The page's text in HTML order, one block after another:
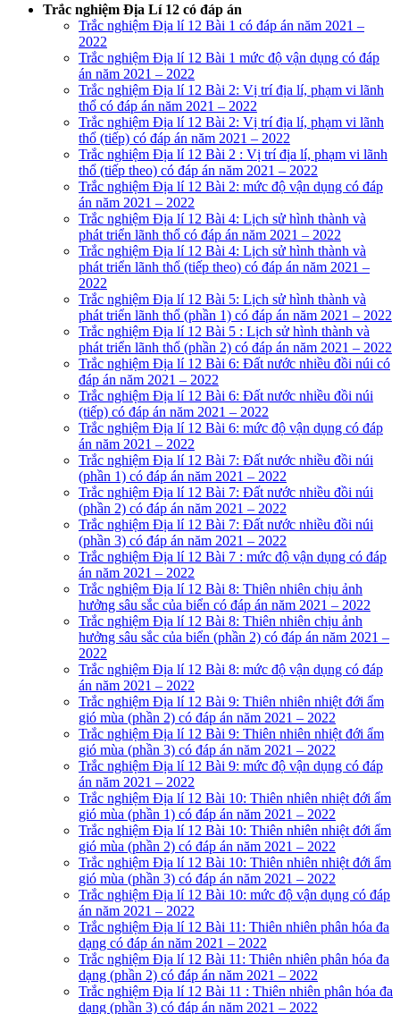
Trắc nghiệm Địa Lí 12 có đáp án
Trắc nghiệm Địa lí 12 Bài 1 có đáp án năm 2021 –
2022
Trắc nghiệm Địa lí 12 Bài 1 mức độ vận dụng có đáp
án năm 2021 – 2022
Trắc nghiệm Địa lí 12 Bài 2: Vị trí địa lí, phạm vi lãnh
thổ có đáp án năm 2021 – 2022
Trắc nghiệm Địa lí 12 Bài 2: Vị trí địa lí, phạm vi lãnh
thổ (tiếp) có đáp án năm 2021 – 2022
Trắc nghiệm Địa lí 12 Bài 2 : Vị trí địa lí, phạm vi lãnh
thổ (tiếp theo) có đáp án năm 2021 – 2022
Trắc nghiệm Địa lí 12 Bài 2: mức độ vận dụng có đáp
án năm 2021 – 2022
Trắc nghiệm Địa lí 12 Bài 4: Lịch sử hình thành và
phát triển lãnh thổ có đáp án năm 2021 – 2022
Trắc nghiệm Địa lí 12 Bài 4: Lịch sử hình thành và
phát triển lãnh thổ (tiếp theo) có đáp án năm 2021 –
2022
Trắc nghiệm Địa lí 12 Bài 5: Lịch sử hình thành và
phát triển lãnh thổ (phần 1) có đáp án năm 2021 – 2022
Trắc nghiệm Địa lí 12 Bài 5 : Lịch sử hình thành và
phát triển lãnh thổ (phần 2) có đáp án năm 2021 – 2022
Trắc nghiệm Địa lí 12 Bài 6: Đất nước nhiều đồi núi có
đáp án năm 2021 – 2022
Trắc nghiệm Địa lí 12 Bài 6: Đất nước nhiều đồi núi
(tiếp) có đáp án năm 2021 – 2022
Trắc nghiệm Địa lí 12 Bài 6: mức độ vận dụng có đáp
án năm 2021 – 2022
Trắc nghiệm Địa lí 12 Bài 7: Đất nước nhiều đồi núi
(phần 1) có đáp án năm 2021 – 2022
Trắc nghiệm Địa lí 12 Bài 7: Đất nước nhiều đồi núi
(phần 2) có đáp án năm 2021 – 2022
Trắc nghiệm Địa lí 12 Bài 7: Đất nước nhiều đồi núi
(phần 3) có đáp án năm 2021 – 2022
Trắc nghiệm Địa lí 12 Bài 7 : mức độ vận dụng có đáp
án năm 2021 – 2022
Trắc nghiệm Địa lí 12 Bài 8: Thiên nhiên chịu ảnh
hưởng sâu sắc của biển có đáp án năm 2021 – 2022
Trắc nghiệm Địa lí 12 Bài 8: Thiên nhiên chịu ảnh
hưởng sâu sắc của biển (phần 2) có đáp án năm 2021 –
2022
Trắc nghiệm Địa lí 12 Bài 8: mức độ vận dụng có đáp
án năm 2021 – 2022
Trắc nghiệm Địa lí 12 Bài 9: Thiên nhiên nhiệt đới ẩm
gió mùa (phần 2) có đáp án năm 2021 – 2022
Trắc nghiệm Địa lí 12 Bài 9: Thiên nhiên nhiệt đới ẩm
gió mùa (phần 3) có đáp án năm 2021 – 2022
Trắc nghiệm Địa lí 12 Bài 9: mức độ vận dụng có đáp
án năm 2021 – 2022
Trắc nghiệm Địa lí 12 Bài 10: Thiên nhiên nhiệt đới ẩm
gió mùa (phần 1) có đáp án năm 2021 – 2022
Trắc nghiệm Địa lí 12 Bài 10: Thiên nhiên nhiệt đới ẩm
gió mùa (phần 2) có đáp án năm 2021 – 2022
Trắc nghiệm Địa lí 12 Bài 10: Thiên nhiên nhiệt đới ẩm
gió mùa (phần 3) có đáp án năm 2021 – 2022
Trắc nghiệm Địa lí 12 Bài 10: mức độ vận dụng có đáp
án năm 2021 – 2022
Trắc nghiệm Địa lí 12 Bài 11: Thiên nhiên phân hóa đa
dạng có đáp án năm 2021 – 2022
Trắc nghiệm Địa lí 12 Bài 11: Thiên nhiên phân hóa đa
dạng (phần 2) có đáp án năm 2021 – 2022
Trắc nghiệm Địa lí 12 Bài 11 : Thiên nhiên phân hóa đa
dạng (phần 3) có đáp án năm 2021 – 2022